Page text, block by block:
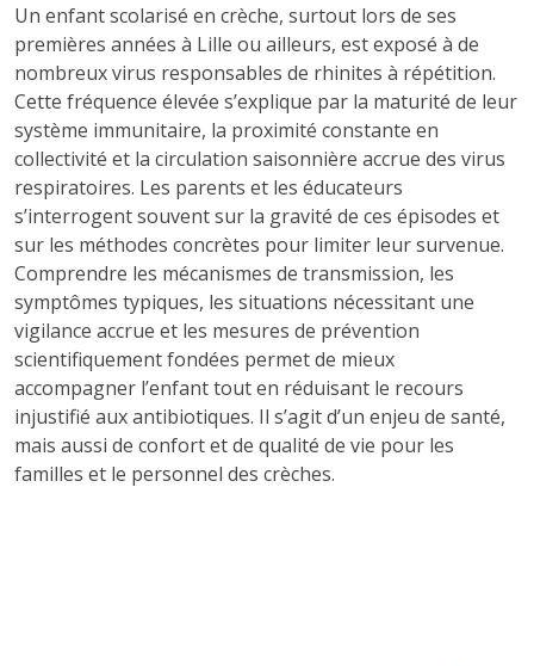
Un enfant scolarisé en crèche, surtout lors de ses
premières années à Lille ou ailleurs, est exposé à de
nombreux virus responsables de rhinites à répétition.
Cette fréquence élevée s’explique par la maturité de leur
système immunitaire, la proximité constante en
collectivité et la circulation saisonnière accrue des virus
respiratoires. Les parents et les éducateurs
s’interrogent souvent sur la gravité de ces épisodes et
sur les méthodes concrètes pour limiter leur survenue.
Comprendre les mécanismes de transmission, les
symptômes typiques, les situations nécessitant une
vigilance accrue et les mesures de prévention
scientifiquement fondées permet de mieux
accompagner l’enfant tout en réduisant le recours
injustifié aux antibiotiques. Il s’agit d’un enjeu de santé,
mais aussi de confort et de qualité de vie pour les
familles et le personnel des crèches.